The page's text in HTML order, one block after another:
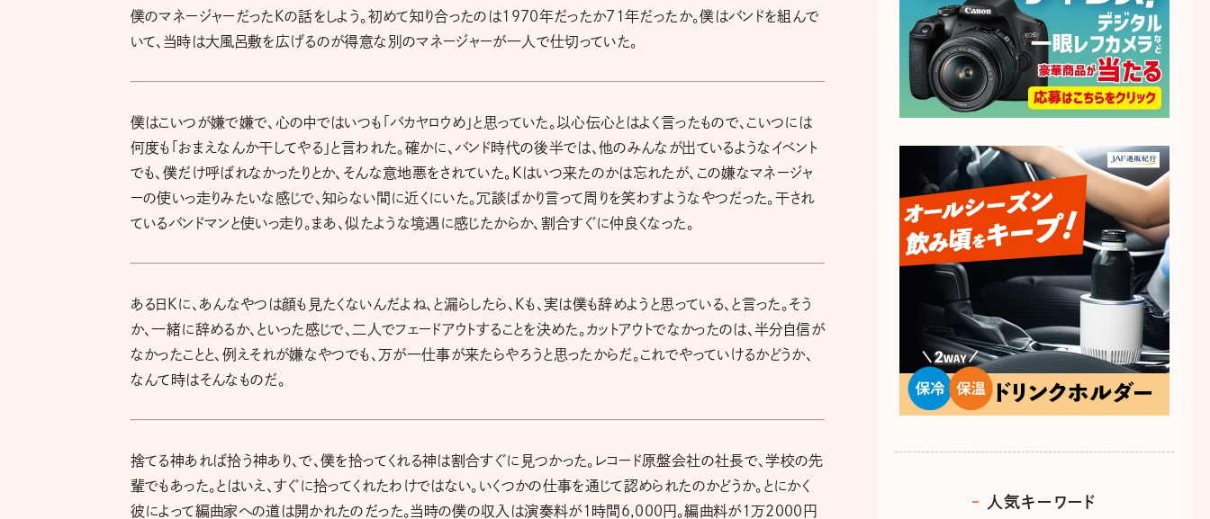
僕のマネージャーだったKの話をしよう。初めて知り合ったのは1970年だったか71年だったか。僕はバンドを組んで
いて、当時は大風呂敷を広げるのが得意な別のマネージャーが一人で仕切っていた。
僕はこいつが嫌で嫌で、心の中ではいつも「バカヤロウめ」と思っていた。以心伝心とはよく言ったもので、こいつには
何度も「おまえなんか干してやる」と言われた。確かに、バンド時代の後半では、他のみんなが出ているようなイベント
でも、僕だけ呼ばれなかったりとか、そんな意地悪をされていた。Kはいつ来たのかは忘れたが、この嫌なマネージャ
ーの使いっ走りみたいな感じで、知らない間に近くにいた。冗談ばかり言って周りを笑わすようなやつだった。干され
ているバンドマンと使いっ走り。まあ、似たような境遇に感じたからか、割合すぐに仲良くなった。
ある日Kに、あんなやつは顔も見たくないんだよね、と漏らしたら、Kも、実は僕も辞めようと思っている、と言った。そう
か、一緒に辞めるか、といった感じで、二人でフェードアウトすることを決めた。カットアウトでなかったのは、半分自信が
なかったことと、例えそれが嫌なやつでも、万が一仕事が来たらやろうと思ったからだ。これでやっていけるかどうか、
なんて時はそんなものだ。
捨てる神あれば拾う神あり、で、僕を拾ってくれる神は割合すぐに見つかった。レコード原盤会社の社長で、学校の先
輩でもあった。とはいえ、すぐに拾ってくれたわけではない。いくつかの仕事を通じて認められたのかどうか。とにかく
彼によって編曲家への道は開かれたのだった。当時の僕の収入は演奏料が1時間6,000円。編曲料が1万2000円
人気キーワード